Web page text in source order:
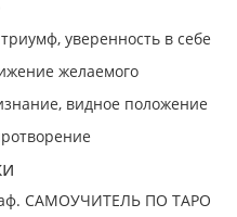
уверенность в себе
желаемого
видное положение
САМОУЧИТЕЛЬ ПО ТАРО